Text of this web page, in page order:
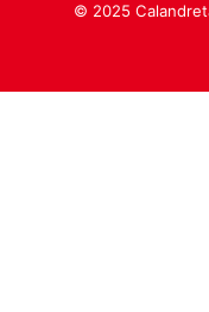
© 2025